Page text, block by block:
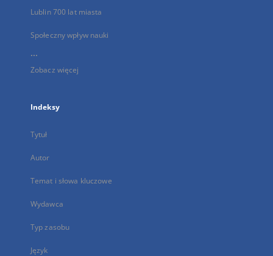
Lublin 700 lat miasta
Społeczny wpływ nauki
...
Zobacz więcej
Indeksy
Tytuł
Autor
Temat i słowa kluczowe
Wydawca
Typ zasobu
Język